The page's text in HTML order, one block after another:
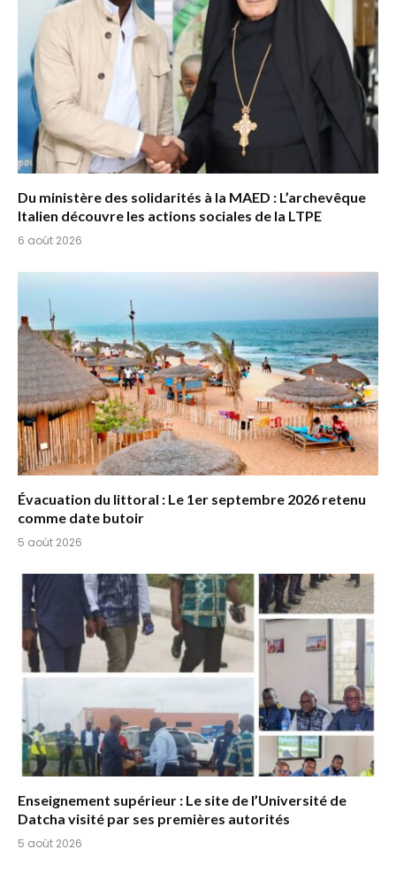
Du ministère des solidarités à la MAED : L’archevêque
Italien découvre les actions sociales de la LTPE
6 août 2026
Évacuation du littoral : Le 1er septembre 2026 retenu
comme date butoir
5 août 2026
Enseignement supérieur : Le site de l’Université de
Datcha visité par ses premières autorités
5 août 2026